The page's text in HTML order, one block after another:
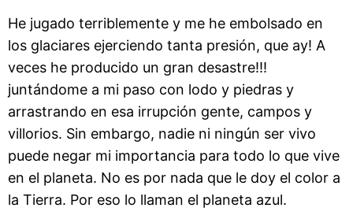
He jugado terriblemente y me he embolsado en
los glaciares ejerciendo tanta presión, que ay! A
veces he producido un gran desastre!!!
juntándome a mi paso con lodo y piedras y
arrastrando en esa irrupción gente, campos y
villorios. Sin embargo, nadie ni ningún ser vivo
puede negar mi importancia para todo lo que vive
en el planeta. No es por nada que le doy el color a
la Tierra. Por eso lo llaman el planeta azul.